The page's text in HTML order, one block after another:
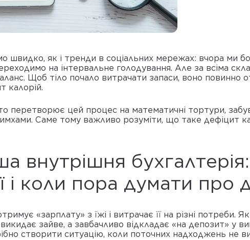
швидко, як і тренди в соціальних мережах: вчора ми
на інтервальне голодування. Але за всіма
Щоб тіло почало витрачати запаси, воно повинно
калорій.
перетворює цей процес на математичні тортури,
Саме тому важливо розуміти, що таке дефіцит
внутрішня
і коли пора думати про
«зарплату» з їжі і витрачає її на різні потреби.
зайве, а завбачливо відкладає «на депозит» у
створити ситуацію, коли поточних надходжень не